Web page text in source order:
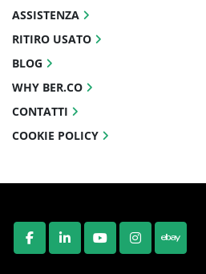
FACEBOOK
LINKEDINYOUTUBEINSTAGRAM
EBAY
ASSISTENZA
RITIRO USATO
BLOG
WHY BER.CO
CONTATTI
COOKIE POLICY